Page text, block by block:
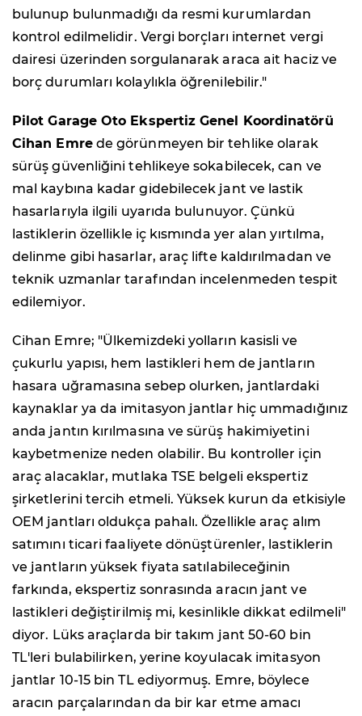
bulunup bulunmadığı da resmi kurumlardan
kontrol edilmelidir. Vergi borçları internet vergi
dairesi üzerinden sorgulanarak araca ait haciz ve
borç durumları kolaylıkla öğrenilebilir."
Pilot Garage Oto Ekspertiz Genel Koordinatörü
Cihan Emrede görünmeyen bir tehlike olarak
sürüş güvenliğini tehlikeye sokabilecek, can ve
mal kaybına kadar gidebilecek jant ve lastik
hasarlarıyla ilgili uyarıda bulunuyor. Çünkü
lastiklerin özellikle iç kısmında yer alan yırtılma,
delinme gibi hasarlar, araç lifte kaldırılmadan ve
teknik uzmanlar tarafından incelenmeden tespit
edilemiyor.
Cihan Emre; "Ülkemizdeki yolların kasisli ve
çukurlu yapısı, hem lastikleri hem de jantların
hasara uğramasına sebep olurken, jantlardaki
kaynaklar ya da imitasyon jantlar hiç ummadığınız
anda jantın kırılmasına ve sürüş hakimiyetini
kaybetmenize neden olabilir. Bu kontroller için
araç alacaklar, mutlaka TSE belgeli ekspertiz
şirketlerini tercih etmeli. Yüksek kurun da etkisiyle
OEM jantları oldukça pahalı. Özellikle araç alım
satımını ticari faaliyete dönüştürenler, lastiklerin
ve jantların yüksek fiyata satılabileceğinin
farkında, ekspertiz sonrasında aracın jant ve
lastikleri değiştirilmiş mi, kesinlikle dikkat edilmeli"
diyor. Lüks araçlarda bir takım jant 50-60 bin
TL'leri bulabilirken, yerine koyulacak imitasyon
jantlar 10-15 bin TL ediyormuş. Emre, böylece
aracın parçalarından da bir kar etme amacı